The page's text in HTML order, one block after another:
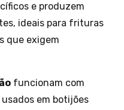
e produzem
ideais para frituras
que exigem
funcionam com
em botijões